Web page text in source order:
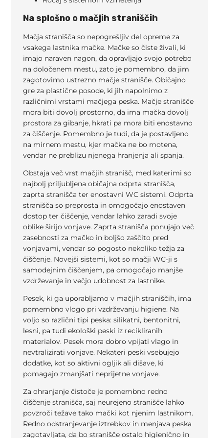
Na splošno o mačjih straniščih
Mačja stranišča so nepogrešljiv del opreme za
vsakega lastnika mačke. Mačke so čiste živali, ki
imajo naraven nagon, da opravljajo svojo potrebo
na določenem mestu, zato je pomembno, da jim
zagotovimo ustrezno mačje stranišče. Običajno
gre za plastične posode, ki jih napolnimo z
različnimi vrstami mačjega peska. Mačje stranišče
mora biti dovolj prostorno, da ima mačka dovolj
prostora za gibanje, hkrati pa mora biti enostavno
za čiščenje. Pomembno je tudi, da je postavljeno
na mirnem mestu, kjer mačka ne bo motena,
vendar ne preblizu njenega hranjenja ali spanja.
Obstaja več vrst mačjih stranišč, med katerimi so
najbolj priljubljena običajna odprta stranišča,
zaprta stranišča ter enostavni WC sistemi. Odprta
stranišča so preprosta in omogočajo enostaven
dostop ter čiščenje, vendar lahko zaradi svoje
oblike širijo vonjave. Zaprta stranišča ponujajo več
zasebnosti za mačko in boljšo zaščito pred
vonjavami, vendar so pogosto nekoliko težja za
čiščenje. Novejši sistemi, kot so mačji WC-ji s
samodejnim čiščenjem, pa omogočajo manjše
vzdrževanje in večjo udobnost za lastnike.
Pesek, ki ga uporabljamo v mačjih straniščih, ima
pomembno vlogo pri vzdrževanju higiene. Na
voljo so različni tipi peska: silikatni, bentonitni,
lesni, pa tudi ekološki peski iz recikliranih
materialov. Pesek mora dobro vpijati vlago in
nevtralizirati vonjave. Nekateri peski vsebujejo
dodatke, kot so aktivni ogljik ali dišave, ki
pomagajo zmanjšati neprijetne vonjave.
Za ohranjanje čistoče je pomembno redno
čiščenje stranišča, saj neurejeno stranišče lahko
povzroči težave tako mački kot njenim lastnikom.
Redno odstranjevanje iztrebkov in menjava peska
zagotavljata, da bo stranišče ostalo higienično in